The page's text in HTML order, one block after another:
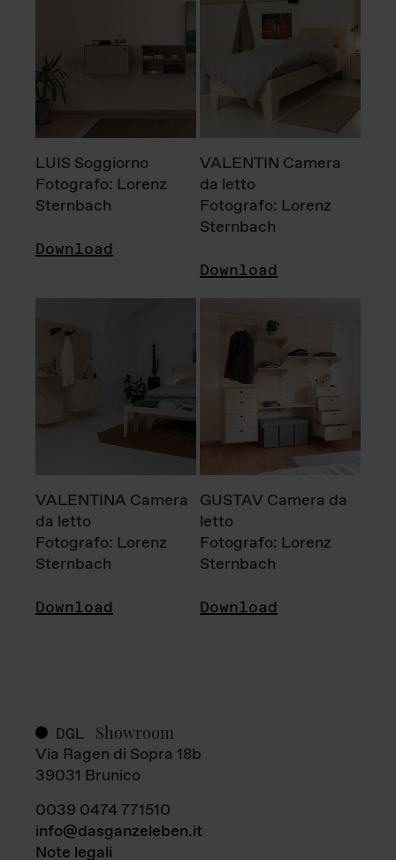
LUIS Soggiorno
Fotografo: Lorenz
Sternbach
Download
VALENTIN Camera
da letto
Fotografo: Lorenz
Sternbach
Download
VALENTINA Camera
da letto
Fotografo: Lorenz
Sternbach
Download
GUSTAV Camera da
letto
Fotografo: Lorenz
Sternbach
Download
DGL Showroom
Via Ragen di Sopra 18b
39031 Brunico
0039 0474 771510
info@dasganzeleben.it
Note legali